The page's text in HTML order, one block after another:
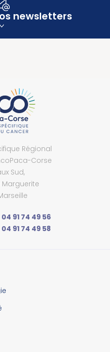
newsletters
Régional
Corse
Sud,
Marguerite
91 74 49 56
91 74 49 58